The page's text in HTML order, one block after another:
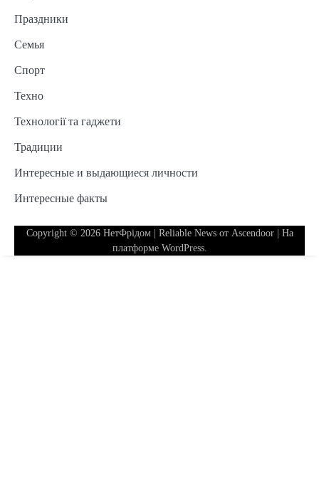
Праздники
Семья
Спорт
Техно
Технології та гаджети
Традиции
Интересные и выдающиеся личности
Интересные факты
Copyright © 2026 НетФрідом| Reliable News от Ascendoor| На
платформе WordPress.